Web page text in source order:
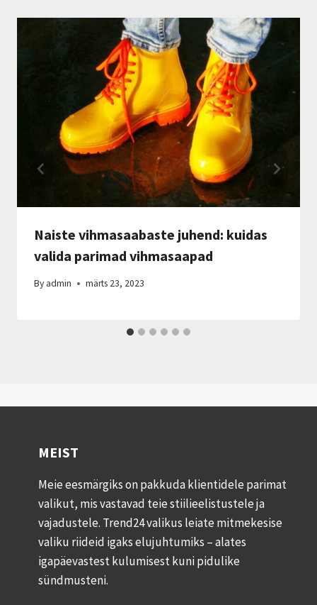
Naiste vihmasaabaste juhend: kuidas
valida parimad vihmasaapad
By admin märts 23, 2023
MEIST
Meie eesmärgiks on pakkuda klientidele parimat
valikut, mis vastavad teie stiilieelistustele ja
vajadustele. Trend24 valikus leiate mitmekesise
valiku riideid igaks elujuhtumiks – alates
igapäevastest kulumisest kuni pidulike
sündmusteni.